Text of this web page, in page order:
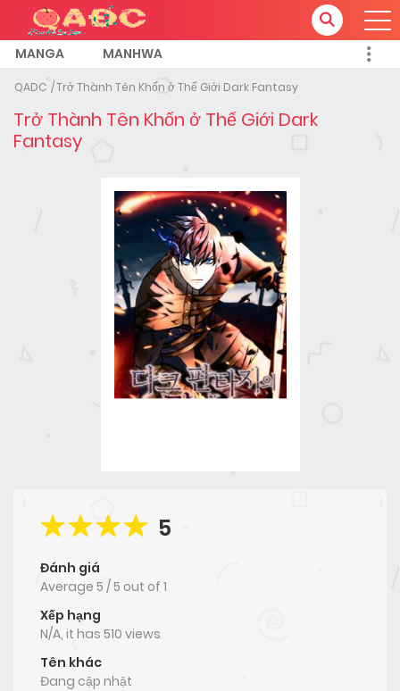
MANGA MANHWA
QADC Trở Thành Tên Khốn ở Thế Giới Dark Fantasy
Trở Thành Tên Khốn ở Thế Giới Dark
Fantasy
5
Đánh giá
Average 5 /5 out of 1
Xếp hạng
N/A, it has 510 views
Tên khác
Đang cập nhật